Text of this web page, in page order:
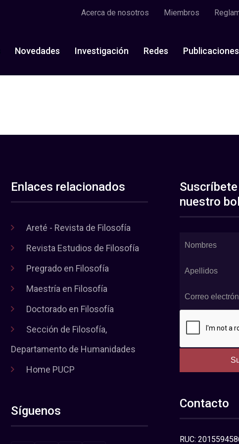
Acerca de nosotros Miembros
Novedades Investigación Redes Publicaciones
Enlaces relacionados
Areté - Revista de Filosofía
Revista Estudios de Filosofía
Pregrado en Filosofía
Maestría en Filosofía
Doctorado en Filosofía
Sección de Filosofía,
Departamento de Humanidades
Home PUCP
Síguenos
nuestro
Contacto
RUC: